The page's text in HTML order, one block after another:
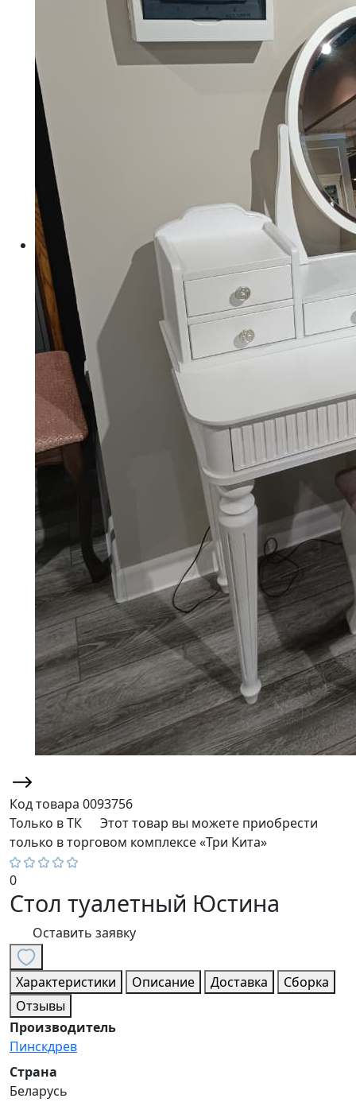
Код товара 0093756
Только в ТК
Этот товар вы можете приобрести
только в торговом комплексе «Три Кита»
0
Стол туалетный Юстина
Оставить заявку
Характеристики Описание Доставка
Сборка
Отзывы
Производитель
Пинскдрев
Страна
Беларусь